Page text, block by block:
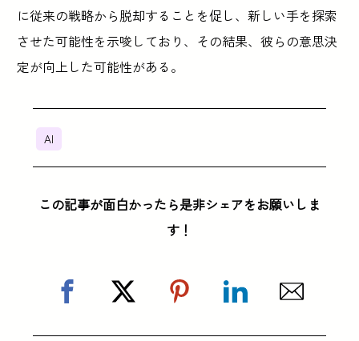
に従来の戦略から脱却することを促し、新しい手を探索
させた可能性を示唆しており、その結果、彼らの意思決
定が向上した可能性がある。
AI
この記事が面白かったら是非シェアをお願いしま
す！